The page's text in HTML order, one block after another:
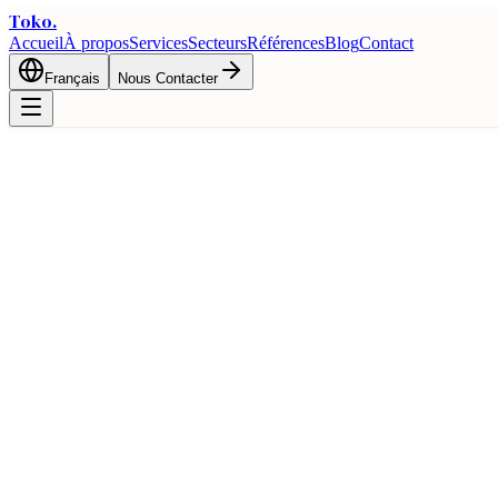
Toko.
AccueilÀ proposServicesSecteursRéférencesBlogContact
Français Nous Contacter